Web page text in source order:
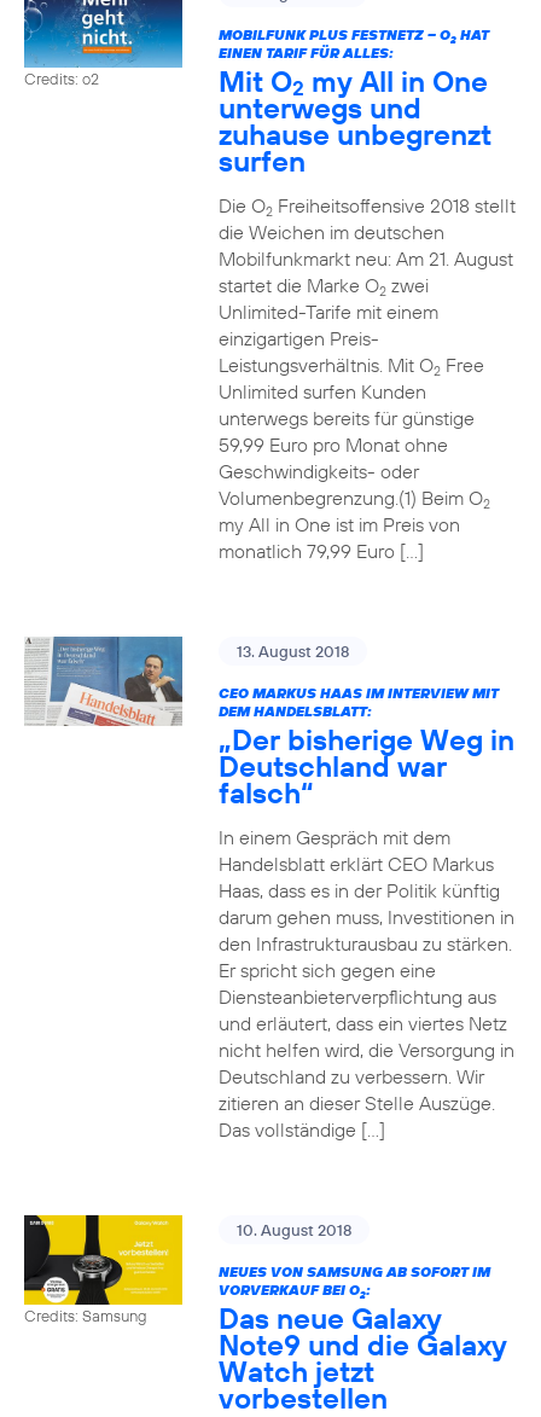
Credits: o2
MOBILFUNK PLUS FESTNETZ – O2HAT
EINEN TARIF FÜR ALLES:
Mit O2 my All in One
unterwegs und
zuhause unbegrenzt
surfen
Die O2Freiheitsoffensive 2018 stellt
die Weichen im deutschen
Mobilfunkmarkt neu: Am 21. August
startet die Marke O2zwei
Unlimited-Tarife mit einem
einzigartigen Preis-
Leistungsverhältnis. Mit O2Free
Unlimited surfen Kunden
unterwegs bereits für günstige
59,99 Euro pro Monat ohne
Geschwindigkeits- oder
Volumenbegrenzung.(1) Beim O2
my All in One ist im Preis von
monatlich 79,99 Euro […]
13. August 2018
CEO MARKUS HAAS IM INTERVIEW MIT
DEM HANDELSBLATT:
„Der bisherige Weg in
Deutschland war
falsch“
In einem Gespräch mit dem
Handelsblatt erklärt CEO Markus
Haas, dass es in der Politik künftig
darum gehen muss, Investitionen in
den Infrastrukturausbau zu stärken.
Er spricht sich gegen eine
Diensteanbieterverpflichtung aus
und erläutert, dass ein viertes Netz
nicht helfen wird, die Versorgung in
Deutschland zu verbessern. Wir
zitieren an dieser Stelle Auszüge.
Das vollständige […]
Credits: Samsung
10. August 2018
NEUES VON SAMSUNG AB SOFORT IM
VORVERKAUF BEI O2:
Das neue Galaxy
Note9 und die Galaxy
Watch jetzt
vorbestellen